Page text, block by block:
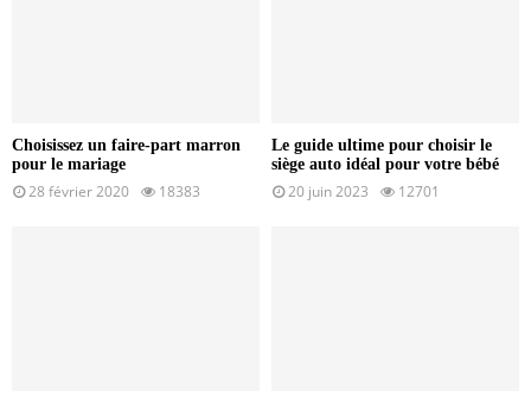
Choisissez un faire-part marron
pour le mariage
28 février 2020 18383
Le guide ultime pour choisir le
siège auto idéal pour votre bébé
20 juin 2023 12701